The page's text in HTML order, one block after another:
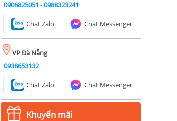
0906825051 -0988323241
Chat Zalo Chat Messenger
VP Đà Nẵng
0938653132
Chat Zalo Chat Messenger
Khuyến mãi